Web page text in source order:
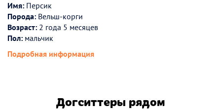
Имя: Персик
Порода: Вельш-корги
Возраст: 2 года 5 месяцев
Пол: мальчик
Подробная информация
Догситтеры рядом